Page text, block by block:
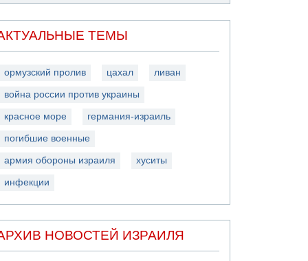
ТЕМЫ
ормузский пролив цахал ливан
война россии против украины
красное море германия-израиль
погибшие военные
армия обороны израиля хуситы
инфекции
НОВОСТЕЙ ИЗРАИЛЯ